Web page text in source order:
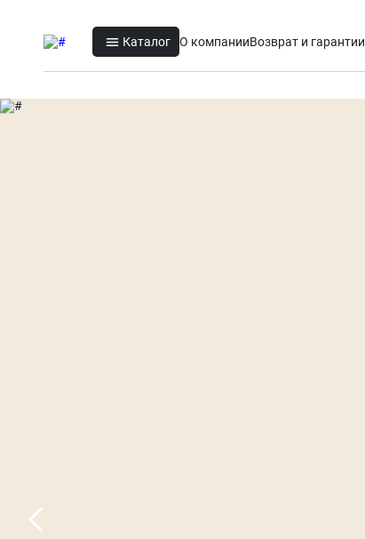
Каталог О компанииВозврат и гарантии